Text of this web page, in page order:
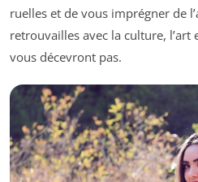
ruelles et de vous imprégner de
retrouvailles avec la culture, l’art
vous décevront pas.